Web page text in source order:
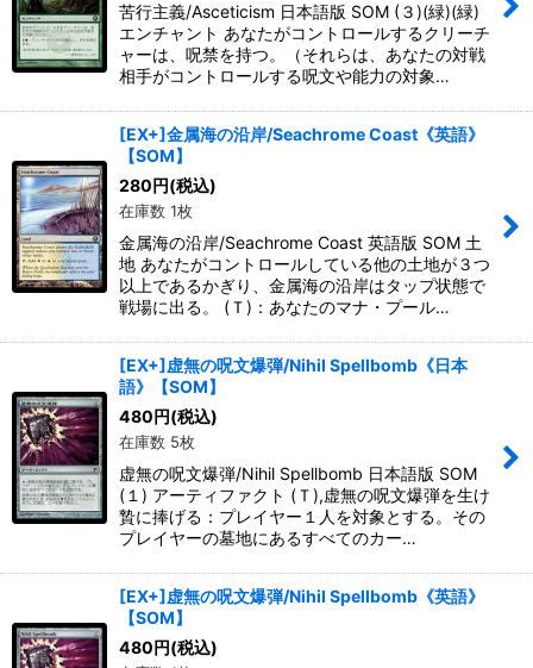
苦行主義/Asceticism 日本語版 SOM (３)(緑)(緑)
エンチャント あなたがコントロールするクリーチ
ャーは、呪禁を持つ。（それらは、あなたの対戦
相手がコントロールする呪文や能力の対象…
[EX+]金属海の沿岸/Seachrome Coast《英語》
【SOM】
280円(税込)
在庫数 1枚
金属海の沿岸/Seachrome Coast 英語版 SOM 土
地 あなたがコントロールしている他の土地が３つ
以上であるかぎり、金属海の沿岸はタップ状態で
戦場に出る。 (Ｔ)：あなたのマナ・プール…
[EX+]虚無の呪文爆弾/Nihil Spellbomb《日本
語》【SOM】
480円(税込)
在庫数 5枚
虚無の呪文爆弾/Nihil Spellbomb 日本語版 SOM
(１) アーティファクト (Ｔ),虚無の呪文爆弾を生け
贄に捧げる：プレイヤー１人を対象とする。その
プレイヤーの墓地にあるすべてのカー…
[EX+]虚無の呪文爆弾/Nihil Spellbomb《英語》
【SOM】
480円(税込)